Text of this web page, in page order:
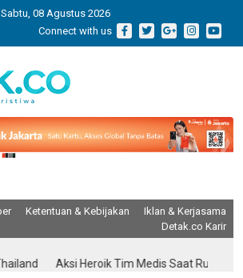
08 Agustus 2026
Connect with us
Ketentuan & Kebijakan
Iklan & Kerjasama
Detak.co Karir
Aksi Heroik Tim Medis Saat Ruang Operasi